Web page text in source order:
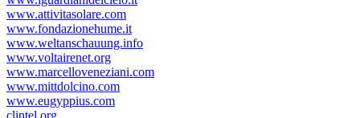
www.attivitasolare.com
www.fondazionehume.it
www.weltanschauung.info
www.voltairenet.org
www.marcelloveneziani.com
www.mittdolcino.com
www.eugyppius.com
clintel.org